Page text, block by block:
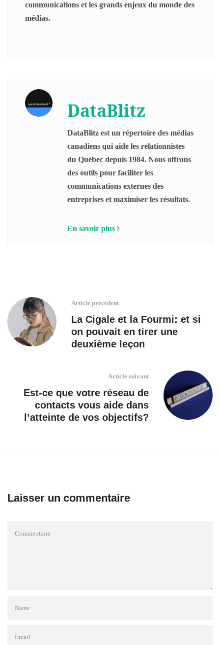
communications et les grands enjeux du monde des
médias.
DataBlitz
DataBlitz est un répertoire des médias
canadiens qui aide les relationnistes
du Québec depuis 1984. Nous offrons
des outils pour faciliter les
communications externes des
entreprises et maximiser les résultats.
En savoir plus
Article précédent
La Cigale et la Fourmi: et si
on pouvait en tirer une
deuxième leçon
Article suivant
Est-ce que votre réseau de
contacts vous aide dans
l’atteinte de vos objectifs?
Laisser un commentaire